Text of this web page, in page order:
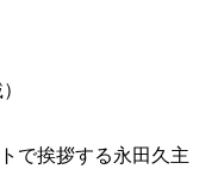
で挨拶する永田久主